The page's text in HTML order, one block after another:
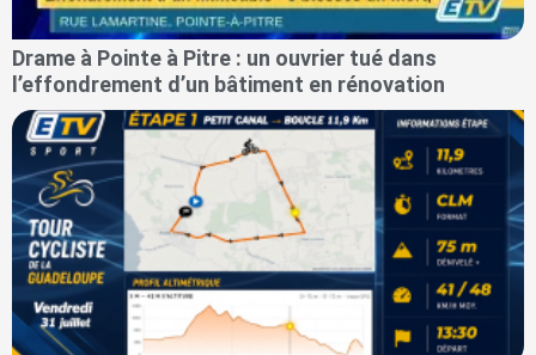
Drame à Pointe à Pitre : un ouvrier tué dans
l’effondrement d’un bâtiment en rénovation